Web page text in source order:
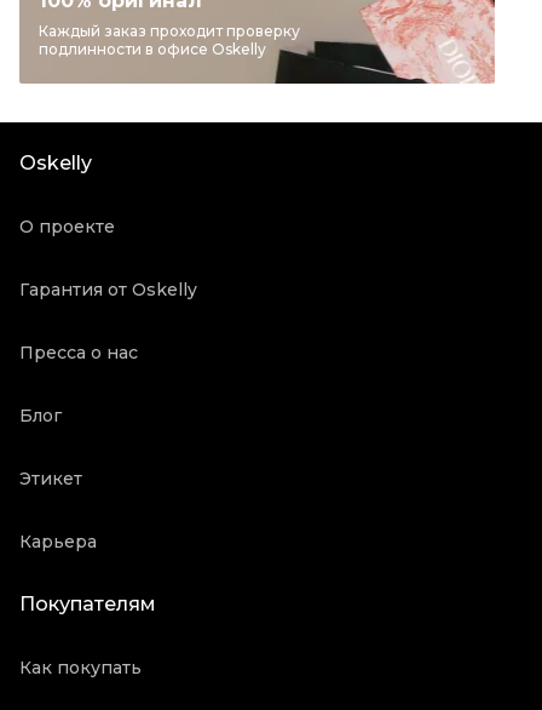
Бренд
HERMES
Модель
Farandole
Состояние товара
Каждый заказ проходит проверку
подлинности в офисе Oskelly
Oskelly
О проекте
Гарантия от Oskelly
Пресса о нас
Блог
Этикет
Карьера
Покупателям
Как покупать